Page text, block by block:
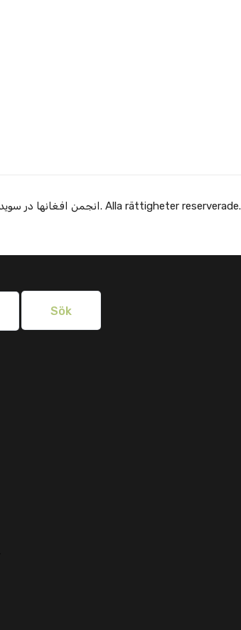
Copyright © Afghanska Föreningen - انجمن افغانها در سویدن. Alla rättigheter reserverade.